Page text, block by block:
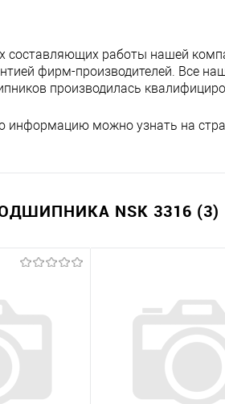
составляющих работы нашей
фирм-производителей. Все
производилась
информацию можно узнать на
NSK 3316 (3)